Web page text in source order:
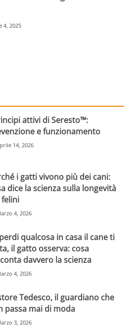
4, 2025
attivi di Seresto™:
e funzionamento
14, 2026
i gatti vivono più dei cani:
dice la scienza sulla longevità
felini
4, 2026
qualcosa in casa il cane ti
il gatto osserva: cosa
davvero la scienza
4, 2026
Tedesco, il guardiano che
passa mai di moda
3, 2026